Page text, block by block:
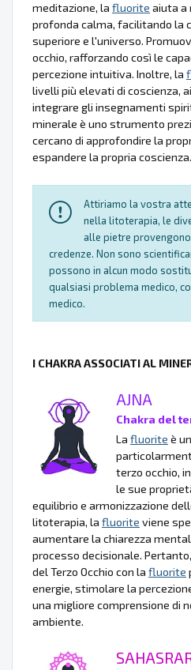
meditazione, la fluorite aiuta a
profonda calma, facilitando la
superiore e l'universo.
occhio, rafforzando così le
percezione intuitiva. Inoltre, la
livelli più elevati di coscienza,
integrare gli insegnamenti
minerale è uno strumento
cercano di approfondire la
espandere la propria coscienza.
Attiriamo la vostra
nella litoterapia, le
alle pietre
credenze. Non sono
possono in alcun modo
qualsiasi problema medico,
medico.
I CHAKRA ASSOCIATI AL
AJNA
Chakra del
La fluorite è
terzo occhio,
le sue
equilibrio e armonizzazione
litoterapia, la fluorite viene
aumentare la chiarezza
processo decisionale.
del Terzo Occhio con la fluorite
energie, stimolare la
una migliore comprensione di
ambiente.